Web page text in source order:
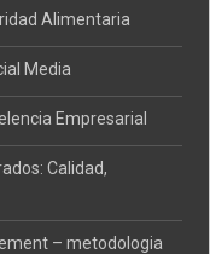
Alimentaria
Media
Empresarial
Calidad,
– metodologia